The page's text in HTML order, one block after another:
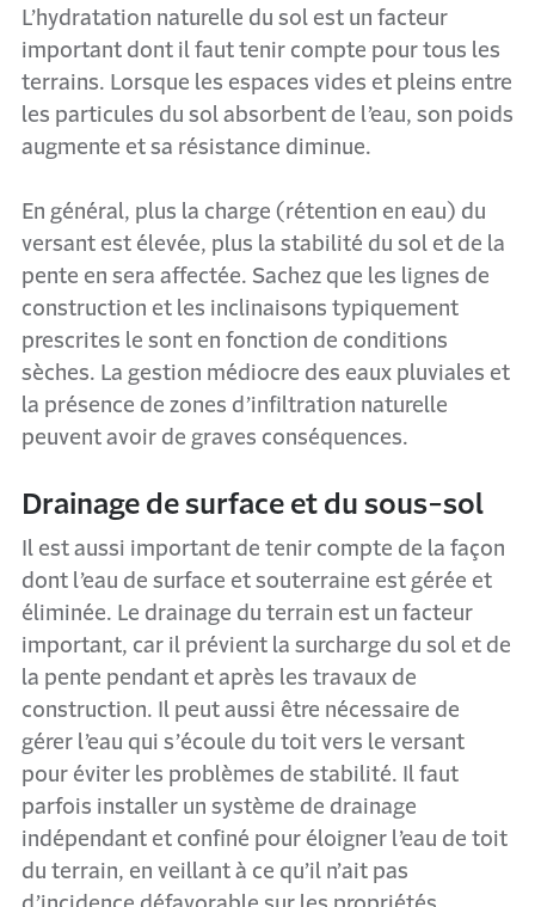
L’hydratation naturelle du sol est un facteur
important dont il faut tenir compte pour tous les
terrains. Lorsque les espaces vides et pleins entre
les particules du sol absorbent de l’eau, son poids
augmente et sa résistance diminue.
En général, plus la charge (rétention en eau) du
versant est élevée, plus la stabilité du sol et de la
pente en sera affectée. Sachez que les lignes de
construction et les inclinaisons typiquement
prescrites le sont en fonction de conditions
sèches. La gestion médiocre des eaux pluviales et
la présence de zones d’infiltration naturelle
peuvent avoir de graves conséquences.
Drainage de surface et du sous-sol
Il est aussi important de tenir compte de la façon
dont l’eau de surface et souterraine est gérée et
éliminée. Le drainage du terrain est un facteur
important, car il prévient la surcharge du sol et de
la pente pendant et après les travaux de
construction. Il peut aussi être nécessaire de
gérer l’eau qui s’écoule du toit vers le versant
pour éviter les problèmes de stabilité. Il faut
parfois installer un système de drainage
indépendant et confiné pour éloigner l’eau de toit
du terrain, en veillant à ce qu’il n’ait pas